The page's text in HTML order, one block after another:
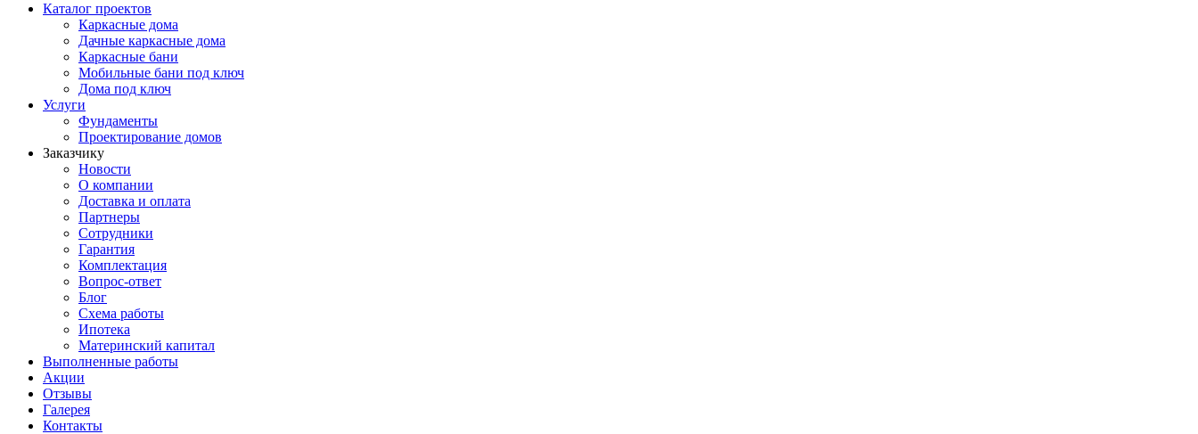
Каталог проектов
Каркасные дома
Дачные каркасные дома
Каркасные бани
Мобильные бани под ключ
Дома под ключ
Услуги
Фундаменты
Проектирование домов
Заказчику
Новости
О компании
Доставка и оплата
Партнеры
Сотрудники
Гарантия
Комплектация
Вопрос-ответ
Блог
Схема работы
Ипотека
Материнский капитал
Выполненные работы
Акции
Отзывы
Галерея
Контакты